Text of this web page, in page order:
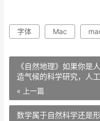
字体 Mac
《自然地理》如果你是
造气候的科学研究，人
« 上一篇
数学属于自然科学还是形